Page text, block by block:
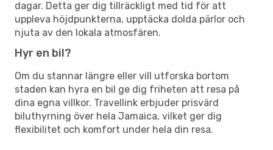
dagar. Detta ger dig tillräckligt med tid för att
uppleva höjdpunkterna, upptäcka dolda pärlor och
njuta av den lokala atmosfären.
Hyr en bil?
Om du stannar längre eller vill utforska bortom
staden kan hyra en bil ge dig friheten att resa på
dina egna villkor. Travellink erbjuder prisvärd
biluthyrning över hela Jamaica, vilket ger dig
flexibilitet och komfort under hela din resa.